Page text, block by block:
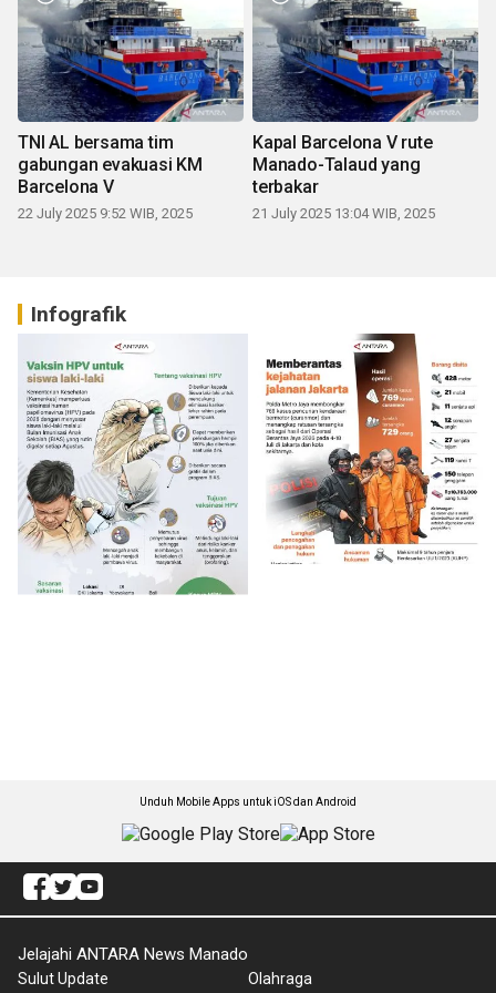
TNI AL bersama tim
gabungan evakuasi KM
Barcelona V
22 July 2025 9:52 WIB, 2025
Kapal Barcelona V rute
Manado-Talaud yang
terbakar
21 July 2025 13:04 WIB, 2025
Infografik
Unduh Mobile Apps untuk iOS dan Android
Jelajahi ANTARA News Manado
Sulut Update Olahraga